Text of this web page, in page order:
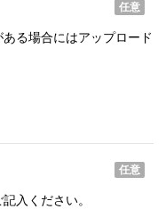
任意
る場合にはアップロード
任意
入ください。